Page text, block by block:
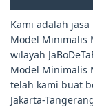
Kami adalah
Model Minimalis
wilayah
Model Minimalis
telah kami buat
Jakarta-